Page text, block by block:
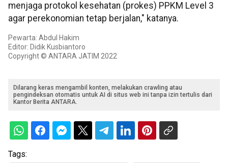
menjaga protokol kesehatan (prokes) PPKM Level 3
agar perekonomian tetap berjalan," katanya.
Pewarta: Abdul Hakim
Editor: Didik Kusbiantoro
Copyright © ANTARA JATIM 2022
Dilarang keras mengambil konten, melakukan crawling atau
pengindeksan otomatis untuk AI di situs web ini tanpa izin tertulis dari
Kantor Berita ANTARA.
Tags: